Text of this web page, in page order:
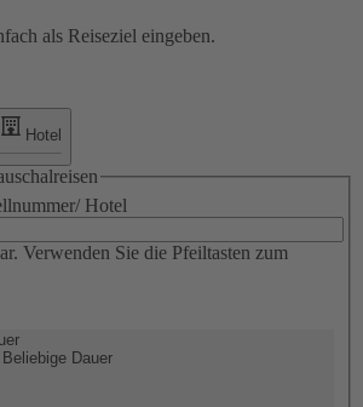
als Reiseziel eingeben.
Hotel
Hotel
Verwenden Sie die Pfeiltasten zum
Dauer